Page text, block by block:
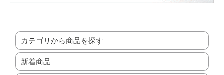
カテゴリから商品を探す
新着商品